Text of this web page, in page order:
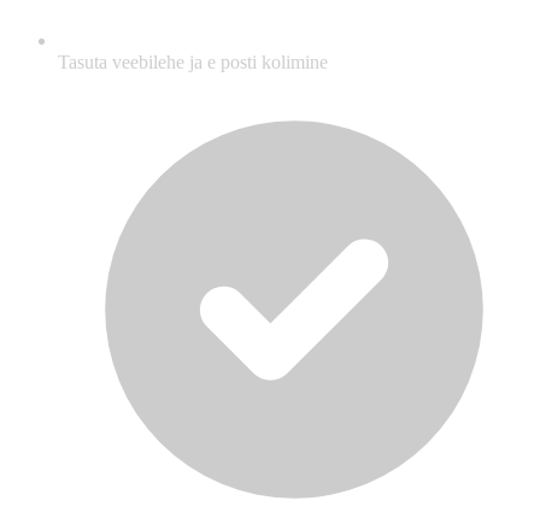
Tasuta veebilehe ja e posti kolimine